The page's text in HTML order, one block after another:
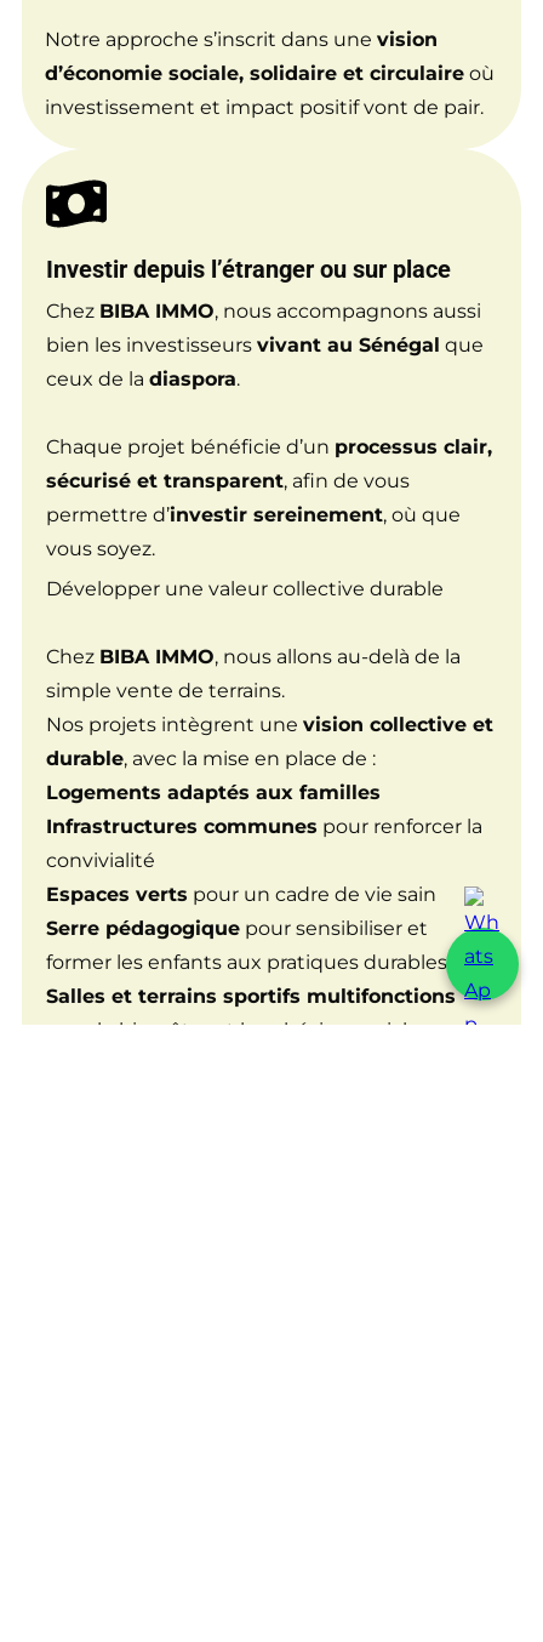
Notre approche s’inscrit dans une vision
d’économie sociale, solidaire et circulaireoù
investissement et impact positif vont de pair.
Investir depuis l’étrangerou sur place
Chez BIBA IMMO, nous accompagnons aussi
bien les investisseurs vivant au Sénégal que
ceux de la diaspora.
Chaque projet bénéficie d’un processus clair,
sécurisé et transparent, afin de vous
permettre d’investir sereinement, où que
vous soyez.
Développer une valeur collective durable
Chez BIBA IMMO, nous allons au-delà de la
simple vente de terrains.
Nos projets intègrent une vision collective et
durable, avec la mise en place de :
Logements adaptés aux familles
Infrastructures communes pour renforcer la
convivialité
Espaces verts pour un cadre de vie sain
Serre pédagogiquepour sensibiliser et
former les enfants aux pratiques durables
Salles et terrains sportifs multifonctions
pour le bien-être et la cohésion sociale